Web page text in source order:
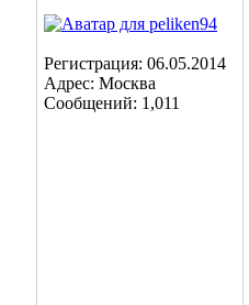
Регистрация: 06.05.2014
Адрес: Москва
Сообщений: 1,011